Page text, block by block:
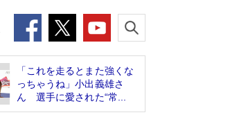
「これを走るとまた強くな
っちゃうね」小出義雄さ
ん 選手に愛された“常...